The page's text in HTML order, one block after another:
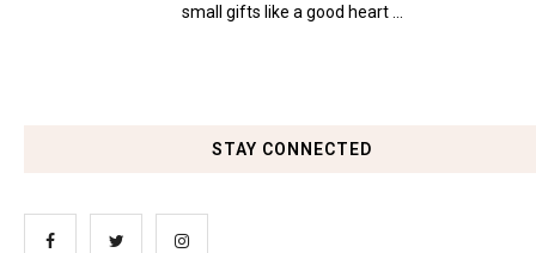
small gifts like a good heart ...
STAY CONNECTED